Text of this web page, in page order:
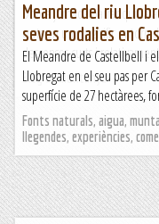
Doble jornada barranquista
curts en un magnific entorn
descensos curts i
Blog de muntanya
Meandre del riu
seves rodalies en
El Meandre de Castellbell i
Llobregat en el seu pas per
superfície de 27 hectàrees,
Fonts naturals, aigua,
llegendes, experiències,